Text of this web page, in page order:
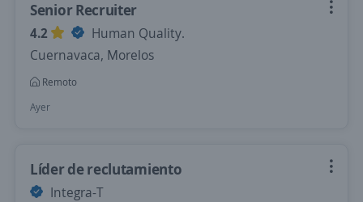
Senior Recruiter
4.2
Human Quality.
Cuernavaca, Morelos
Remoto
Ayer
Líder de reclutamiento
Integra-T